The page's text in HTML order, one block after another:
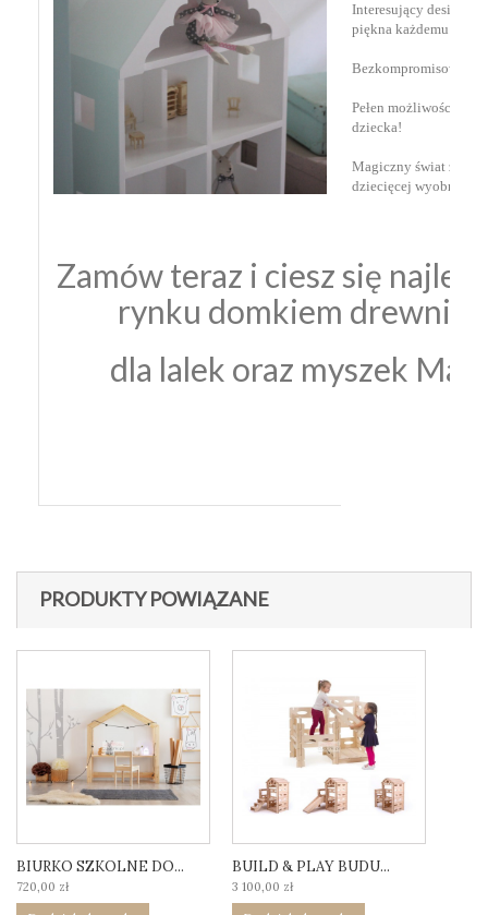
Interesujący design
piękna każdemu
Bezkompromisową
Pełen możliwości
dziecka⁣!
Magiczny świat
dziecięcej wyobraźni⁣!
Zamów teraz i ciesz się
rynku domkiem
dla lalek⁣ oraz myszek
PRODUKTY POWIĄZANE
BIURKO SZKOLNE DO...
720,00 zł
BUILD & PLAY BUDU...
3 100,00 zł